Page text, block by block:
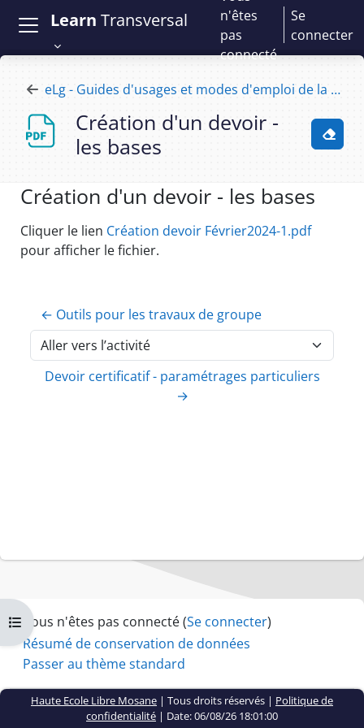
Learn Transversal
n'êtes
pas
connecté
Se
connecter
Ouvrir l’index du cours
eLg - Guides d'usages et modes d'emploi de la plateforme e-learning
Création d'un devoir -
les bases
Création d'un devoir - les bases
Conditions d’achèvement
Cliquer le lien Création devoir Février2024-1.pdf
pour afficher le fichier.
← Outils pour les travaux de groupe
Aller vers l’activité
Devoir certificatif - paramétrages particuliers
→
Vous n'êtes pas connecté (Se connecter)
Résumé de conservation de données
Passer au thème standard
Haute Ecole Libre Mosane | Tous droits réservés | Politique de
confidentialité | Date: 06/08/26 18:01:00